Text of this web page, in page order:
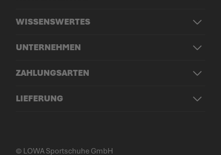
WISSENSWERTES
UNTERNEHMEN
ZAHLUNGSARTEN
LIEFERUNG
© LOWA Sportschuhe GmbH